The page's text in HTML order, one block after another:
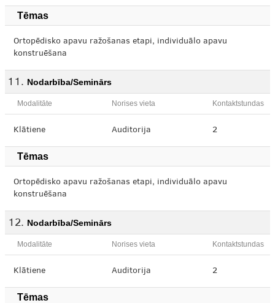
Tēmas
Ortopēdisko apavu ražošanas etapi, individuālo apavu
konstruēšana
Nodarbība/Seminārs
Modalitāte Norises vieta Kontaktstundas
Klātiene Auditorija 2
Tēmas
Ortopēdisko apavu ražošanas etapi, individuālo apavu
konstruēšana
Nodarbība/Seminārs
Modalitāte Norises vieta Kontaktstundas
Klātiene Auditorija 2
Tēmas